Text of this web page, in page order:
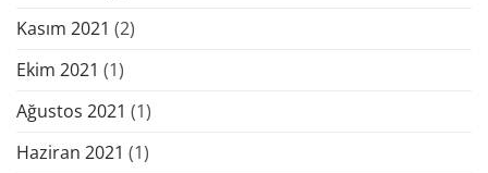
Kasım 2021 (2)
Ekim 2021 (1)
Ağustos 2021 (1)
Haziran 2021 (1)